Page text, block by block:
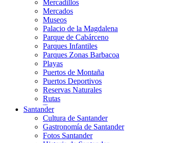
Mercadillos
Mercados
Museos
Palacio de la Magdalena
Parque de Cabárceno
Parques Infantiles
Parques Zonas Barbacoa
Playas
Puertos de Montaña
Puertos Deportivos
Reservas Naturales
Rutas
Teatros
Teléferico
Zoológicos
Santander
Cultura de Santander
Gastronomía de Santander
Fotos Santander